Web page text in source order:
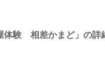
体験 相差かまど」の詳